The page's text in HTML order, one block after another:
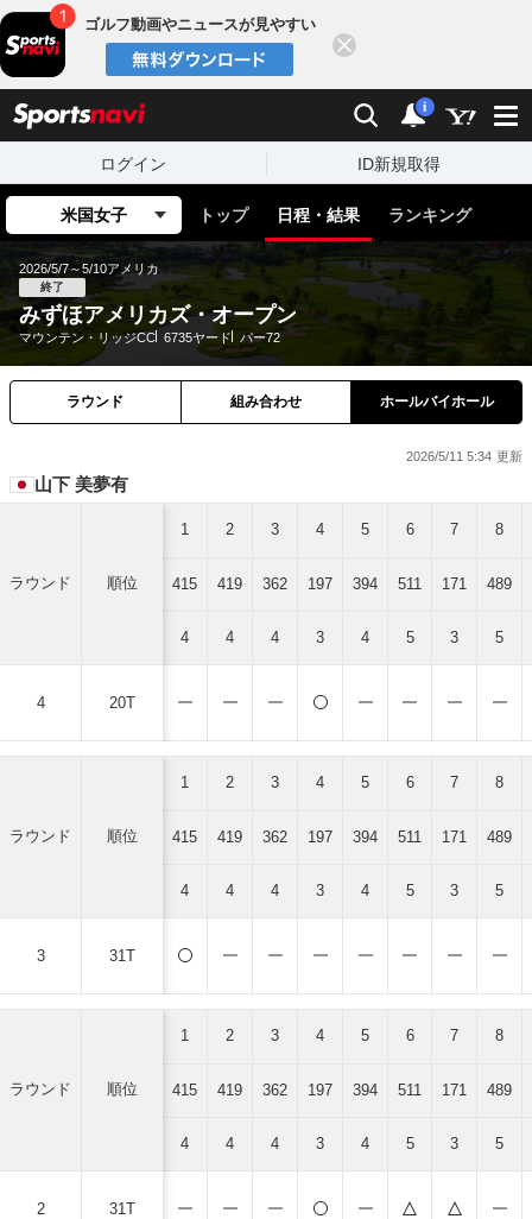
ゴルフ動画やニュースが見やすい
検索 通知
i
ログイン ID新規取得
米国女子 トップ 日程・結果 ランキング
2026/5/7～5/10アメリカ
終了
みずほアメリカズ・オープン
マウンテン・リッジCC 6735ヤード パー72
ラウンド 組み合わせ ホールバイホール
2026/5/11 5:34
山下 美夢有
ラウンド 順位
4 20T
1 2 3 4 5 6 7 8
415 419 362 197 394 511 171 489
4 4 4 3 4 5 3 5
ラウンド 順位
3 31T
1 2 3 4 5 6 7 8
415 419 362 197 394 511 171 489
4 4 4 3 4 5 3 5
ラウンド 順位
2 31T
1 2 3 4 5 6 7 8
415 419 362 197 394 511 171 489
4 4 4 3 4 5 3 5